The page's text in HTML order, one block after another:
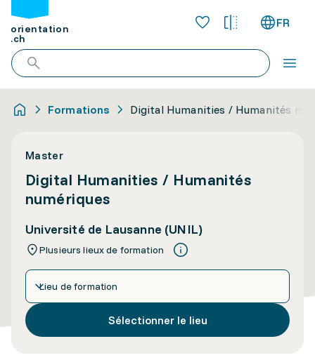
orientation
.ch
FR
Formations Digital Humanities / Humanités
Master
Digital Humanities / Humanités
numériques
Université de Lausanne (UNIL)
Plusieurs lieux de formation
Lieu de formation
Sélectionner le lieu